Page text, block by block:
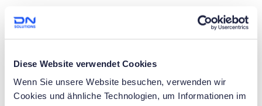
Diese Website verwendet Cookies
Wenn Sie unsere Website besuchen, verwenden wir
Cookies und ähnliche Technologien, um Informationen im
Gewindebearbeitung in einer Aufspannung
Optionaler 24-Stationen-Revolver für erhöhte